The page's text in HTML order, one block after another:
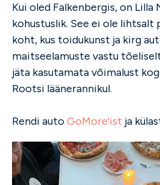
Kui oled Falkenbergis, on Lilla
kohustuslik. See ei ole lihtsalt
koht, kus toidukunst ja kirg
maitseelamuste vastu
jäta kasutamata võimalust
Rootsi läänerannikul.
Rendi autoGoMore'ist ja